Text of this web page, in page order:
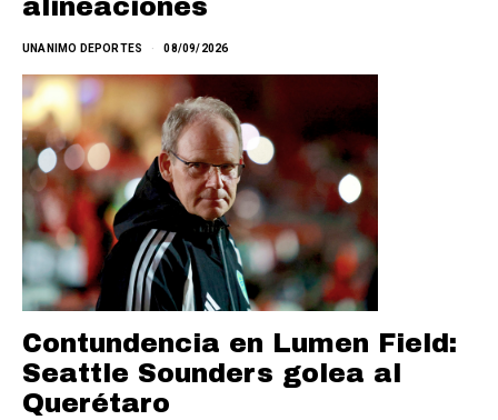
alineaciones
UNANIMO DEPORTES 08/09/2026
Contundencia en Lumen Field:
Seattle Sounders golea al
Querétaro